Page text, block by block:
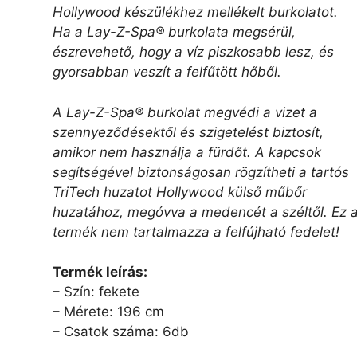
Hollywood készülékhez mellékelt burkolatot.
Ha a Lay-Z-Spa® burkolata megsérül,
észrevehető, hogy a víz piszkosabb lesz, és
gyorsabban veszít a felfűtött hőből.
A Lay-Z-Spa® burkolat megvédi a vizet a
szennyeződésektől és szigetelést biztosít,
amikor nem használja a fürdőt. A kapcsok
segítségével biztonságosan rögzítheti a tartós
TriTech huzatot Hollywood külső műbőr
huzatához, megóvva a medencét a széltől. Ez
termék nem tartalmazza a felfújható fedelet!
Termék leírás:
– Szín: fekete
– Mérete: 196 cm
– Csatok száma: 6db